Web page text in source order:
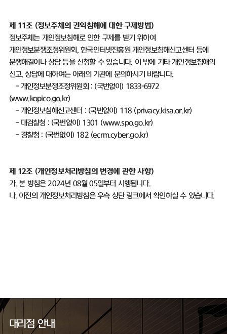
제 11 조 (정보주체의 권익침해에 대한 구제방법)
정보주체는 개인정보침해로 인한 구제를 받기 위하여
개인정보분쟁조정위원회 ,한국인터넷진흥원 개인정보침해신고센터 등에
분쟁해결이나 상담 등을 신청할 수 있습니다. 이 밖에 기타 개인정보침해의
신고,상담에 대하여는 아래의 기관에 문의하시기 바랍니다.
- 개인정보분쟁조정위원회 : (국번없이 ) 1833-6972
(www.kopico.go.kr)
- 개인정보침해신고센터 : (국번없이 ) 118 (privacy.kisa.or.kr)
- 대검찰청: (국번없이 ) 1301 (www.spo.go.kr)
- 경찰청: (국번없이 ) 182 (ecrm.cyber.go.kr)
제 12조 (개인정보처리방침의 변경에 관한 사항)
가.본 방침은2024년 08월05일부터 시행됩니다.
나. 이전의 개인정보처리방침은 우측 상단 링크에서 확인하실 수 있습니다.
대리점 안내